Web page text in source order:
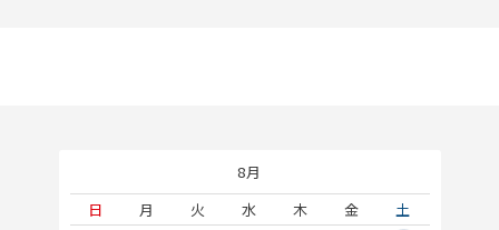
8月
日
月 火 水 木 金
土